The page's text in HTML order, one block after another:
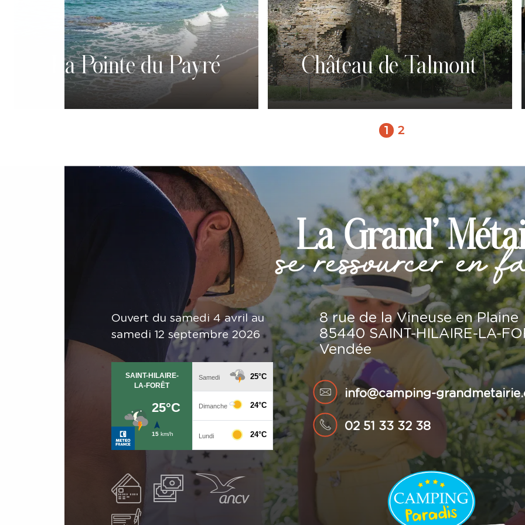
La Pointe du Payré Château de Talmont
1 2
La Grand’
se ressourcer en
Ouvert du samedi 4 avril au
samedi 12 septembre 2026
8 rue de la Vineuse en Plaine
85440 SAINT-HILAIRE-LA-
Vendée
info@camping-
02 51 33 32 38